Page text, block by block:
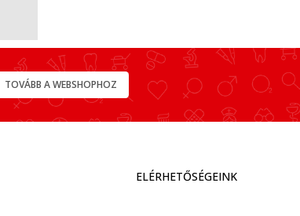
TOVÁBB A WEBSHOPHOZ
ELÉRHETŐSÉGEINK